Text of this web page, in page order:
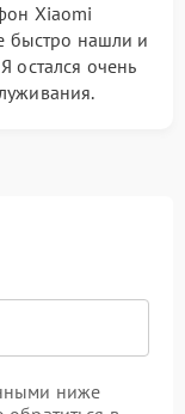
Xiaomi
быстро нашли и
остался очень
ниже